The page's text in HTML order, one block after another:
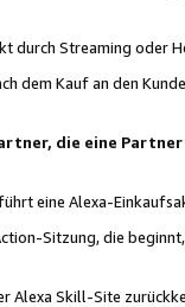
durch Streaming oder
dem Kauf an den
die eine
eine Alexa-
Sitzung, die
Alexa Skill-Site